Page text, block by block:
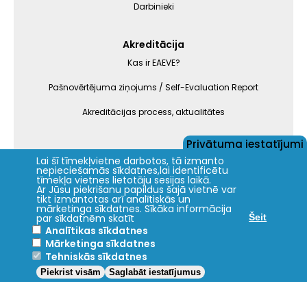
Darbinieki
Akreditācija
Kas ir EAEVE?
Pašnovērtējuma ziņojums / Self-Evaluation Report
Akreditācijas process, aktualitātes
Jelgava
+20.5°C
2024 © LBTU ITZAC
Privātuma politika
Privātuma iestatījumi
Lai šī tīmekļvietne darbotos, tā izmanto
nepieciešamās sīkdatnes,lai identificētu
tīmekļa vietnes lietotāju sesijas laikā.
Ar Jūsu piekrišanu papildus šajā vietnē var
tikt izmantotas arī analītiskās un
mārketinga sīkdatnes. Sīkāka informācija
par sīkdatnēm skatīt Šeit
Analītikas sīkdatnes
Mārketinga sīkdatnes
Tehniskās sīkdatnes
Saglabāt iestatījumus
Piekrist visām